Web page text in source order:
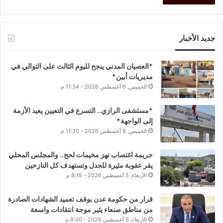
جديد الأخبار
*العصيان المدني ينجح لليوم الثالث على التوالي في
مديريات أبين*
الخميس, 6 أغسطس 2026 - 11:34 م
*مستشفى الرازي.. التسرع في التعيين يعيد الأزمة
إلى الواجهة*
الخميس, 6 أغسطس 2026 - 11:30 م
جريمة اغتصاب تهز مخيمات لحج.. والمجلس المحلي
يقر عقوبة مثيرة للجدل وتستهدف كل النازحين
الأربعاء, 5 أغسطس 2026 - 8:15 م
قرار من حكومة عدن بوقف تعميد الشهادات الصادرة
من مناطق صنعاء يثير موجة انتقادات واسعة
الأربعاء, 5 أغسطس 2026 - 8:00 م